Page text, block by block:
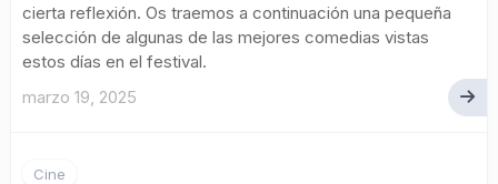
cierta reflexión. Os traemos a continuación una pequeña
selección de algunas de las mejores comedias vistas
estos días en el festival.
marzo 19, 2025
Cine